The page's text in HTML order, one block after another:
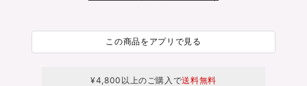
この商品をアプリで見る
¥4,800以上のご購入で送料無料